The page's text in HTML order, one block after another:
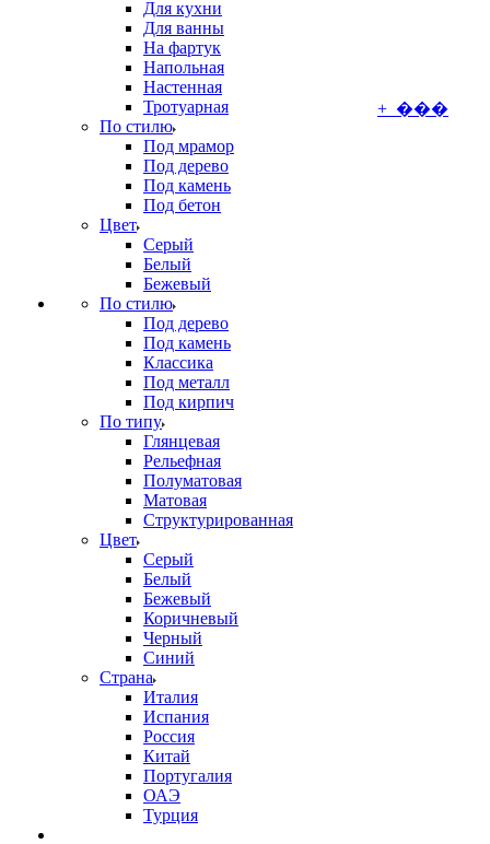
Для кухни
Для ванны
На фартук
Напольная
Настенная
Тротуарная
По стилю
Под мрамор
Под дерево
Под камень
Под бетон
Цвет
Серый
Белый
Бежевый
По стилю
Под дерево
Под камень
Классика
Под металл
Под кирпич
По типу
Глянцевая
Рельефная
Полуматовая
Матовая
Структурированная
Цвет
Серый
Белый
Бежевый
Коричневый
Черный
Синий
Страна
Италия
Испания
Россия
Китай
Португалия
ОАЭ
Турция
+ ���